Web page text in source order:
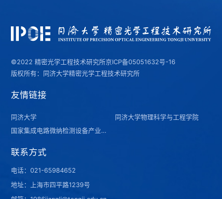
©2022 精密光学工程技术研究所京ICP备05051632号-16
版权所有：同济大学精密光学工程技术研究所
友情链接
同济大学
同济大学物理科学与工程学院
国家集成电路微纳检测设备产业计量测试中心（上海）
联系方式
电话：021-65984652
地址：上海市四平路1239号